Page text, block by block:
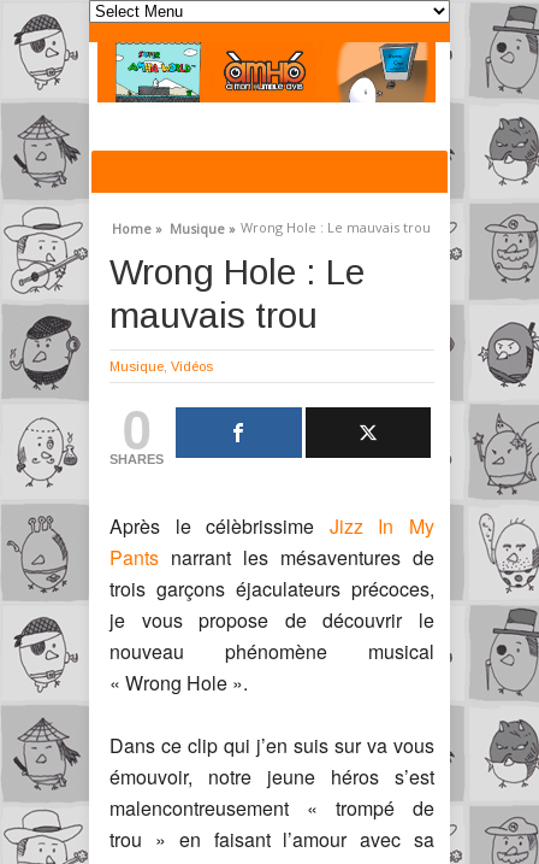
Home » Musique » Wrong Hole : Le mauvais trou
Wrong Hole : Le
mauvais trou
Musique Vidéos
0
SHARES
Après le célèbrissime Jizz In My
Pants narrant les mésaventures de
trois garçons éjaculateurs précoces,
je vous propose de découvrir le
nouveau phénomène musical
« Wrong Hole ».
Dans ce clip qui j’en suis sur va vous
émouvoir, notre jeune héros s’est
malencontreusement « trompé de
trou » en faisant l’amour avec sa